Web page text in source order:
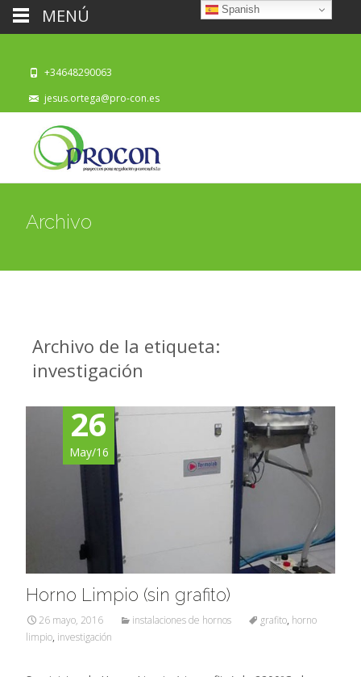
+34648290063
jesus.ortega@pro-con.es
Archivo
Archivo de la etiqueta:
investigación
26
May/16
Horno Limpio (sin grafito)
26 mayo, 2016 instalaciones de hornos grafito, horno
limpio, investigación
Spanish
MENÚ